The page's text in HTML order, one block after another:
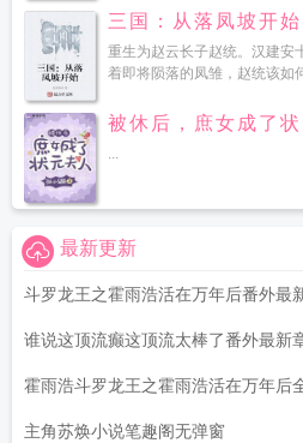
三国：从落凤坡开始
重生为赵云长子赵统。汉建安
着即将陨落的凤雏，赵统该如
被休后，庶女成了状
...
最新更新
斗罗龙王之霍雨浩活在万年后番外最
谁说这顶流癫这顶流太棒了番外最新
霍雨浩斗罗龙王之霍雨浩活在万年后
主角苏焕小说笔趣阁无弹窗